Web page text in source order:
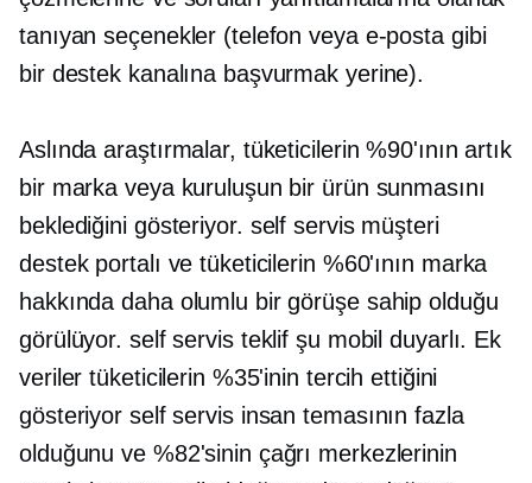
tanıyan seçenekler (telefon veya e-posta gibi
bir destek kanalına başvurmak yerine).
Aslında araştırmalar, tüketicilerin %90'ının artık
bir marka veya kuruluşun bir ürün sunmasını
beklediğini gösteriyor. self servismüşteri
destek portalı ve tüketicilerin %60'ının marka
hakkında daha olumlu bir görüşe sahip olduğu
görülüyor. self servisteklif şu mobil duyarlı. Ek
veriler tüketicilerin %35'inin tercih ettiğini
gösteriyor self servisinsan temasının fazla
olduğunu ve %82'sinin çağrı merkezlerinin